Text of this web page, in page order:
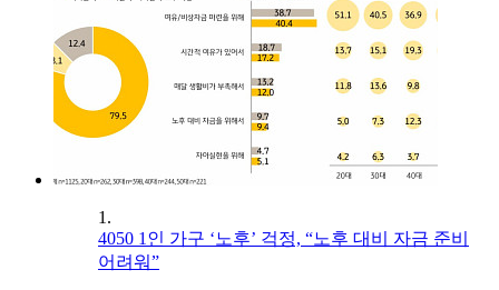
1.
4050 1인 가구 ‘노후’ 걱정, “노후 대비 자금 준비
어려워”